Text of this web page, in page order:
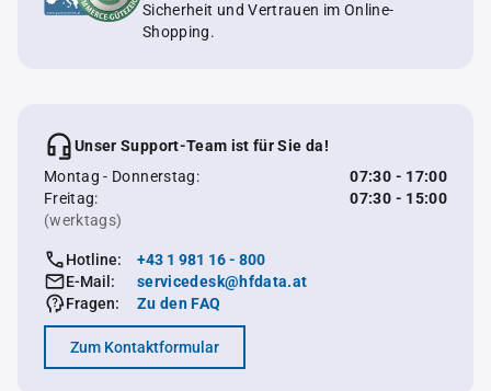
Sicherheit und Vertrauen im Online-
Shopping.
Unser Support-Team ist für Sie da!
Montag - Donnerstag:
07:30 - 17:00
Freitag:
07:30 - 15:00
(werktags)
Hotline:
+43 1 981 16 - 800
E-Mail:
servicedesk@hfdata.at
Fragen:
Zu den FAQ
Zum Kontaktformular